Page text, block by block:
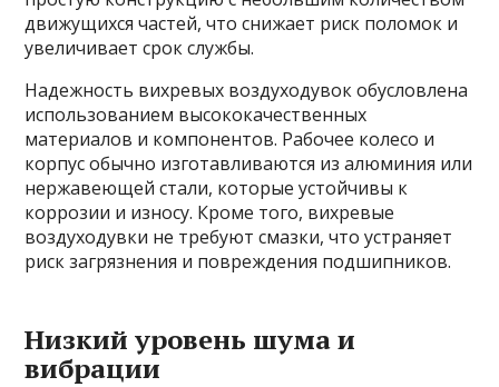
движущихся частей, что снижает риск поломок и
увеличивает срок службы.
Надежность вихревых воздуходувок обусловлена
использованием высококачественных
материалов и компонентов. Рабочее колесо и
корпус обычно изготавливаются из алюминия или
нержавеющей стали, которые устойчивы к
коррозии и износу. Кроме того, вихревые
воздуходувки не требуют смазки, что устраняет
риск загрязнения и повреждения подшипников.
Низкий уровень шума и
вибрации